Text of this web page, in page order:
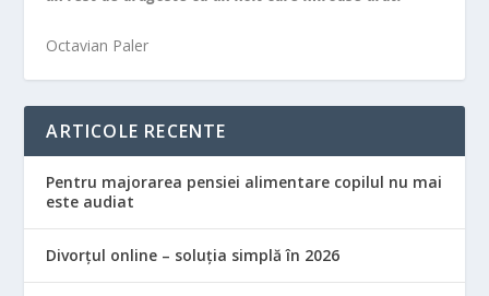
Octavian Paler
ARTICOLE RECENTE
Pentru majorarea pensiei alimentare copilul nu mai
este audiat
Divorțul online – soluția simplă în 2026